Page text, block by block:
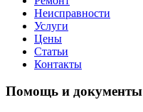
Неисправности
Услуги
Цены
Статьи
Контакты
Помощь и документы